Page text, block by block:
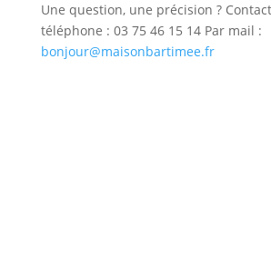
Une question, une précision ?
téléphone : 03 75 46 15 14 Par mail :
bonjour@maisonbartimee.fr